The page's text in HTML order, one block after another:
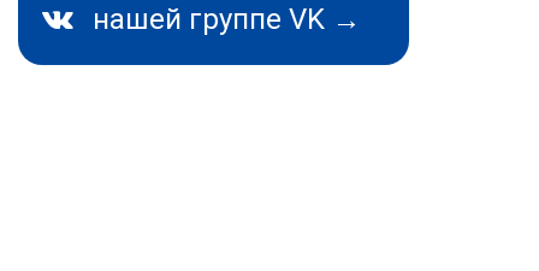
нашей группе VK →